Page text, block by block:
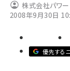
ai (2814)
note
株式会社パワー
2008年9月30日
優先する